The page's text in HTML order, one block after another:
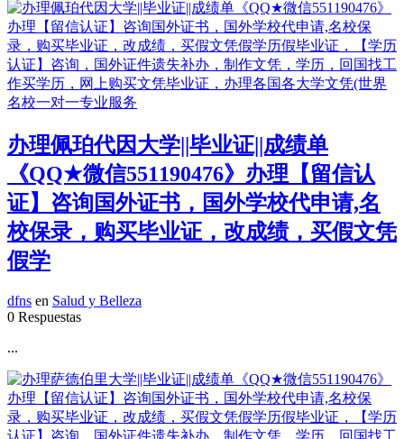
办理佩珀代因大学||毕业证||成绩单
《QQ★微信551190476》办理【留信认
证】咨询国外证书，国外学校代申请,名
校保录，购买毕业证，改成绩，买假文凭
假学
dfns en Salud y Belleza
0 Respuestas
...